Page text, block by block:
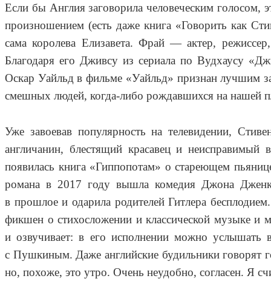
Если бы Англия заговорила человеческим
произношением (есть даже книга «Говорить как
сама королева Елизавета. Фрай — актер,
Благодаря его Дживсу из сериала по Вудхаусу
Оскар Уайльд в фильме «Уайльд» признан лучшим
смешных людей, когда-либо рождавшихся на нашей
Уже завоевав популярность на телевидении,
англичанин, блестящий красавец и
появилась книга «Гиппопотам» о стареющем
романа в 2017 году вышла комедия Джона
в прошлое и одарила родителей Гитлера
фикшен о стихосложении и классической музыке
и озвучивает: в его исполнении можно
с Пушкиным. Даже английские будильники говорят
но, похоже, это утро. Очень неудобно, согласен. Я